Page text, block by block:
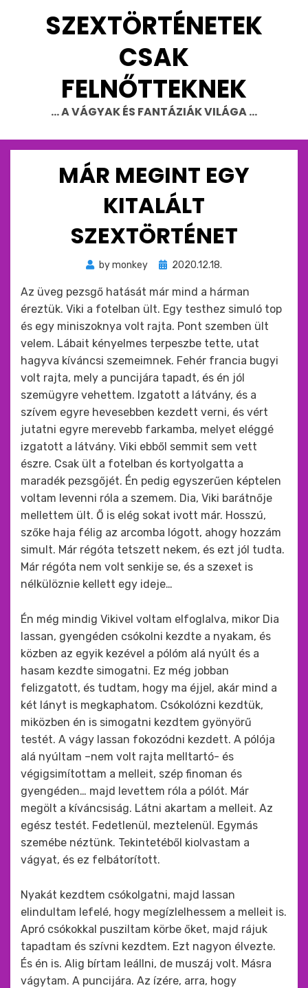
SZEXTÖRTÉNETEK
CSAK
FELNŐTTEKNEK
… A VÁGYAK ÉS FANTÁZIÁK VILÁGA …
MÁR MEGINT EGY
KITALÁLT
SZEXTÖRTÉNET
bymonkey
Beküldve
:
2020.12.18.
Az üveg pezsgő hatását már mind a hárman
éreztük. Viki a fotelban ült. Egy testhez simuló top
és egy miniszoknya volt rajta. Pont szemben ült
velem. Lábait kényelmes terpeszbe tette, utat
hagyva kíváncsi szemeimnek. Fehér francia bugyi
volt rajta, mely a puncijára tapadt, és én jól
szemügyre vehettem. Izgatott a látvány, és a
szívem egyre hevesebben kezdett verni, és vért
jutatni egyre merevebb farkamba, melyet eléggé
izgatott a látvány. Viki ebből semmit sem vett
észre. Csak ült a fotelban és kortyolgatta a
maradék pezsgőjét. Én pedig egyszerűen képtelen
voltam levenni róla a szemem. Dia, Viki barátnője
mellettem ült. Ő is elég sokat ivott már. Hosszú,
szőke haja félig az arcomba lógott, ahogy hozzám
simult. Már régóta tetszett nekem, és ezt jól tudta.
Már régóta nem volt senkije se, és a szexet is
nélkülöznie kellett egy ideje…
Én még mindig Vikivel voltam elfoglalva, mikor Dia
lassan, gyengéden csókolni kezdte a nyakam, és
közben az egyik kezével a pólóm alá nyúlt és a
hasam kezdte simogatni. Ez még jobban
felizgatott, és tudtam, hogy ma éjjel, akár mind a
két lányt is megkaphatom. Csókolózni kezdtük,
miközben én is simogatni kezdtem gyönyörű
testét. A vágy lassan fokozódni kezdett. A pólója
alá nyúltam –nem volt rajta melltartó- és
végigsimítottam a melleit, szép finoman és
gyengéden… majd levettem róla a pólót. Már
megölt a kíváncsiság. Látni akartam a melleit. Az
egész testét. Fedetlenül, meztelenül. Egymás
szemébe néztünk. Tekintetéből kiolvastam a
vágyat, és ez felbátorított.
Nyakát kezdtem csókolgatni, majd lassan
elindultam lefelé, hogy megízlelhessem a melleit is.
Apró csókokkal pusziltam körbe őket, majd rájuk
tapadtam és szívni kezdtem. Ezt nagyon élvezte.
És én is. Alig bírtam leállni, de muszáj volt. Másra
vágytam. A puncijára. Az ízére, arra, hogy